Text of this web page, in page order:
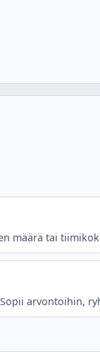
määrä tai
arvontoihin,